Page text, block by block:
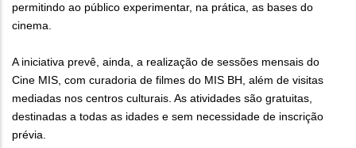
permitindo ao público experimentar, na prática, as bases do
cinema.
A iniciativa prevê, ainda, a realização de sessões mensais do
Cine MIS, com curadoria de filmes do MIS BH, além de visitas
mediadas nos centros culturais. As atividades são gratuitas,
destinadas a todas as idades e sem necessidade de inscrição
prévia.